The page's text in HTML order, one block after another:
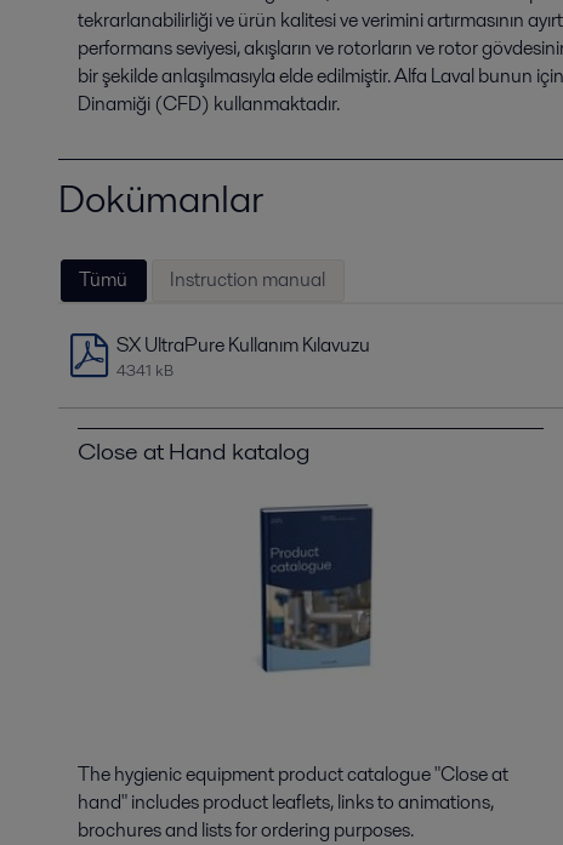
tekrarlanabilirliği ve ürün kalitesi ve verimini artırmasının
performans seviyesi, akışların ve rotorların ve rotor
bir şekilde anlaşılmasıyla elde edilmiştir. Alfa Laval bunun
Dinamiği (CFD) kullanmaktadır.
Dokümanlar
Tümü Instruction manual
SX UltraPure Kullanım Kılavuzu
4341 kB
Close at Hand katalog
The hygienic equipment product catalogue "Close at
hand" includes product leaflets, links to animations,
brochures and lists for ordering purposes.